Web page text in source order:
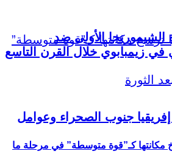
مكانتها كـ”قوة متوسطة” في مرحلة ما
الشيمورنجا الأولى ضد
في زيمبابوي خلال القرن التاسع
جنوب الصحراء وعوامل